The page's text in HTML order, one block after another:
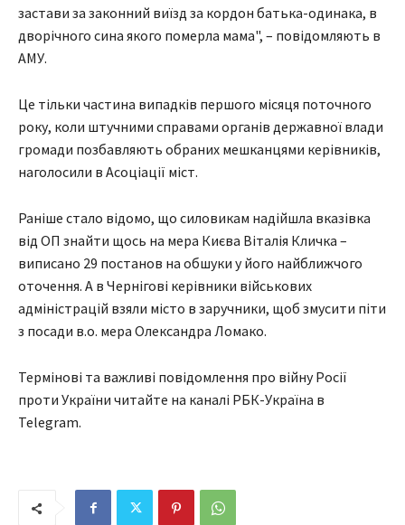
застави за законний виїзд за кордон батька-одинака, в
дворічного сина якого померла мама", – повідомляють в
АМУ.
Це тільки частина випадків першого місяця поточного
року, коли штучними справами органів державної влади
громади позбавляють обраних мешканцями керівників,
наголосили в Асоціації міст.
Раніше стало відомо, що силовикам надійшла вказівка
від ОП знайти щось на мера Києва Віталія Кличка –
виписано 29 постанов на обшуки у його найближчого
оточення. А в Чернігові керівники військових
адміністрацій взяли місто в заручники, щоб змусити піти
з посади в.о. мера Олександра Ломако.
Термінові та важливі повідомлення про війну Росії
проти України читайте на каналі РБК-Україна в
Telegram.